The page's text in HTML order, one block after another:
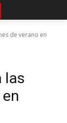
de verano en
las